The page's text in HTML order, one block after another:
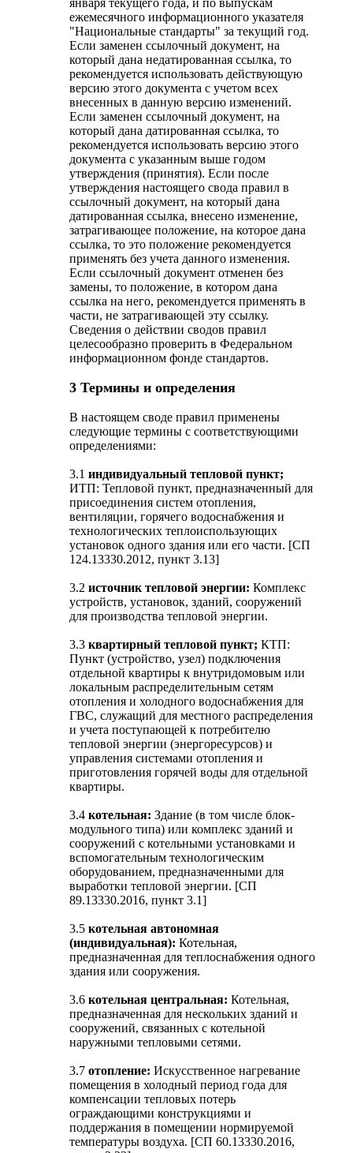
января текущего года, и по выпускам
ежемесячного информационного указателя
"Национальные стандарты" за текущий год.
Если заменен ссылочный документ, на
который дана недатированная ссылка, то
рекомендуется использовать действующую
версию этого документа с учетом всех
внесенных в данную версию изменений.
Если заменен ссылочный документ, на
который дана датированная ссылка, то
рекомендуется использовать версию этого
документа с указанным выше годом
утверждения (принятия). Если после
утверждения настоящего свода правил в
ссылочный документ, на который дана
датированная ссылка, внесено изменение,
затрагивающее положение, на которое дана
ссылка, то это положение рекомендуется
применять без учета данного изменения.
Если ссылочный документ отменен без
замены, то положение, в котором дана
ссылка на него, рекомендуется применять в
части, не затрагивающей эту ссылку.
Сведения о действии сводов правил
целесообразно проверить в Федеральном
информационном фонде стандартов.
3 Термины и определения
В настоящем своде правил применены
следующие термины с соответствующими
определениями:
3.1 индивидуальный тепловой пункт;
ИТП: Тепловой пункт, предназначенный для
присоединения систем отопления,
вентиляции, горячего водоснабжения и
технологических теплоиспользующих
установок одного здания или его части. [СП
124.13330.2012, пункт 3.13]
3.2 источник тепловой энергии: Комплекс
устройств, установок, зданий, сооружений
для производства тепловой энергии.
3.3 квартирный тепловой пункт; КТП:
Пункт (устройство, узел) подключения
отдельной квартиры к внутридомовым или
локальным распределительным сетям
отопления и холодного водоснабжения для
ГВС, служащий для местного распределения
и учета поступающей к потребителю
тепловой энергии (энергоресурсов) и
управления системами отопления и
приготовления горячей воды для отдельной
квартиры.
3.4 котельная: Здание (в том числе блок-
модульного типа) или комплекс зданий и
сооружений с котельными установками и
вспомогательным технологическим
оборудованием, предназначенными для
выработки тепловой энергии. [СП
89.13330.2016, пункт 3.1]
3.5 котельная автономная
(индивидуальная): Котельная,
предназначенная для теплоснабжения одного
здания или сооружения.
3.6 котельная центральная: Котельная,
предназначенная для нескольких зданий и
сооружений, связанных с котельной
наружными тепловыми сетями.
3.7 отопление: Искусственное нагревание
помещения в холодный период года для
компенсации тепловых потерь
ограждающими конструкциями и
поддержания в помещении нормируемой
температуры воздуха. [СП 60.13330.2016,